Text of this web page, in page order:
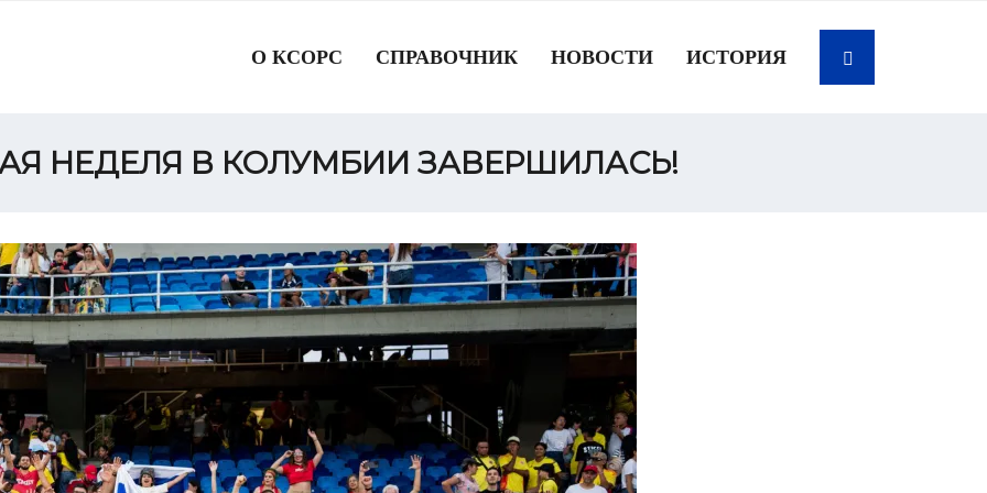
О КСОРС СПРАВОЧНИК НОВОСТИ ИСТОРИЯ
НЕДЕЛЯ В КОЛУМБИИ ЗАВЕРШИЛАСЬ!